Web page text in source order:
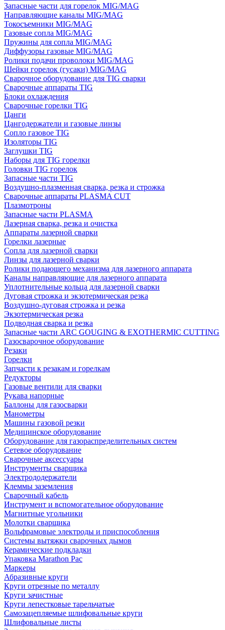
Запасные части для горелок MIG/MAG
Направляющие каналы MIG/MAG
Токосъемники MIG/MAG
Газовые сопла MIG/MAG
Пружины для сопла MIG/MAG
Диффузоры газовые MIG/MAG
Ролики подачи проволоки MIG/MAG
Шейки горелок (гусаки) MIG/MAG
Сварочное оборудование для TIG сварки
Сварочные аппараты TIG
Блоки охлаждения
Сварочные горелки TIG
Цанги
Цангодержатели и газовые линзы
Сопло газовое TIG
Изоляторы TIG
Заглушки TIG
Наборы для TIG горелки
Головки TIG горелок
Запасные части TIG
Воздушно-плазменная сварка, резка и строжка
Сварочные аппараты PLASMA CUT
Плазмотроны
Запасные части PLASMA
Лазерная сварка, резка и очистка
Аппараты лазерной сварки
Горелки лазерные
Сопла для лазерной сварки
Линзы для лазерной сварки
Ролики подающего механизма для лазерного аппарата
Каналы направляющие для лазерного аппарата
Уплотнительные кольца для лазерной сварки
Дуговая строжка и экзотермическая резка
Воздушно-дуговая строжка и резка
Экзотермическая резка
Подводная сварка и резка
Запасные части ARC GOUGING & EXOTHERMIC CUTTING
Газосварочное оборудование
Резаки
Горелки
Запчасти к резакам и горелкам
Редукторы
Газовые вентили для сварки
Рукава напорные
Баллоны для газосварки
Манометры
Машины газовой резки
Медицинское оборудование
Оборудование для газораспределительных систем
Сетевое оборудование
Сварочные аксессуары
Инструменты сварщика
Электрододержатели
Клеммы заземления
Сварочный кабель
Инструмент и вспомогательное оборудование
Магнитные угольники
Молотки сварщика
Вольфрамовые электроды и приспособления
Системы вытяжки сварочных дымов
Керамические подкладки
Упаковка Marathon Pac
Маркеры
Абразивные круги
Круги отрезные по металлу
Круги зачистные
Круги лепестковые тарельчатые
Самозацепляемые шлифовальные круги
Шлифовальные листы